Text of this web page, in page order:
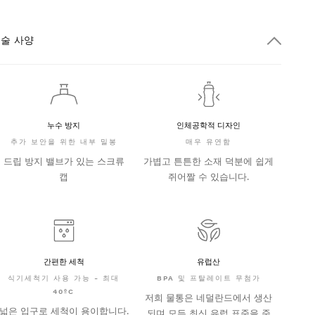
사양
누수 방지
추가 보안을 위한 내부 밀봉
드립 방지 밸브가 있는 스크류
캡
인체공학적 디자인
매우 유연함
가볍고 튼튼한 소재 덕분에 쉽게
쥐어짤 수 있습니다.
간편한 세척
식기세척기 사용 가능 - 최대
40ºC
은 입구로 세척이 용이합니다.
유럽산
BPA 및 프탈레이트 무첨가
저희 물통은 네덜란드에서 생산